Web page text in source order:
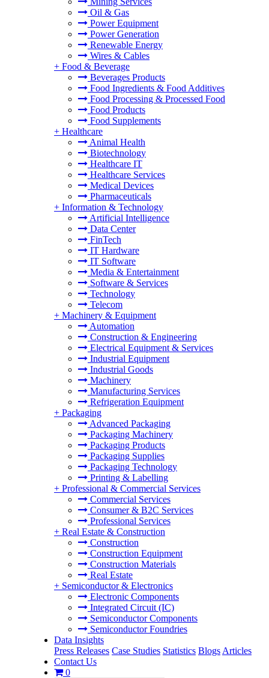
Oil & Gas
Power Equipment
Power Generation
Renewable Energy
Wires & Cables
+ Food & Beverage
Beverages Products
Food Ingredients & Food Additives
Food Processing & Processed Food
Food Products
Food Supplements
+ Healthcare
Animal Health
Biotechnology
Healthcare IT
Healthcare Services
Medical Devices
Pharmaceuticals
+ Information & Technology
Artificial Intelligence
Data Center
FinTech
IT Hardware
IT Software
Media & Entertainment
Software & Services
Technology
Telecom
+ Machinery & Equipment
Automation
Construction & Engineering
Electrical Equipment & Services
Industrial Equipment
Industrial Goods
Machinery
Manufacturing Services
Refrigeration Equipment
+ Packaging
Advanced Packaging
Packaging Machinery
Packaging Products
Packaging Supplies
Packaging Technology
Printing & Labelling
+ Professional & Commercial Services
Commercial Services
Consumer & B2C Services
Professional Services
+ Real Estate & Construction
Construction
Construction Equipment
Construction Materials
Real Estate
+ Semiconductor & Electronics
Electronic Components
Integrated Circuit (IC)
Semiconductor Components
Semiconductor Foundries
Data Insights
Press Releases Case Studies Statistics Blogs Articles
Contact Us
0